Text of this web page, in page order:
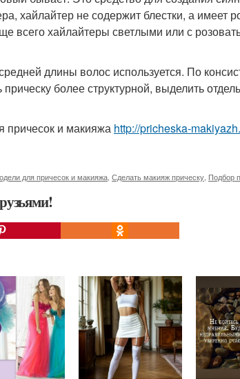
хайлайтер не содержит блестки, а имеет
всего хайлайтеры светлыми или с
длины волос используется. По
более структурной, выделить
причесок и макияжа http://pricheska-
для причесок и макияжа Сделать макияж прическу Подбор